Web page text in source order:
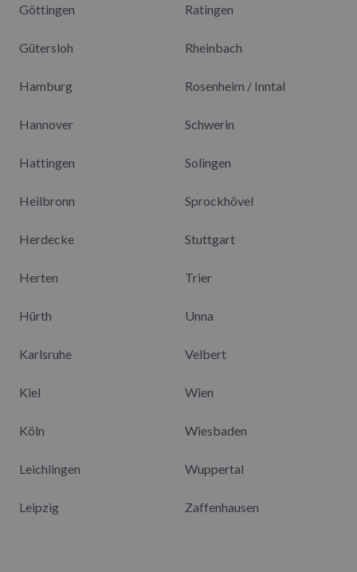
Göttingen
Gütersloh
Hamburg
Hannover
Hattingen
Heilbronn
Herdecke
Herten
Hürth
Karlsruhe
Kiel
Köln
Leichlingen
Leipzig
Ratingen
Rheinbach
Rosenheim / Inntal
Schwerin
Solingen
Sprockhövel
Stuttgart
Trier
Unna
Velbert
Wien
Wiesbaden
Wuppertal
Zaffenhausen